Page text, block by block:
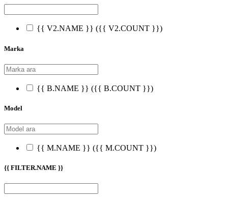
{{ V2.NAME }} ({{ V2.COUNT }})
Marka
{{ B.NAME }} ({{ B.COUNT }})
Model
{{ M.NAME }} ({{ M.COUNT }})
{{ FILTER.NAME }}